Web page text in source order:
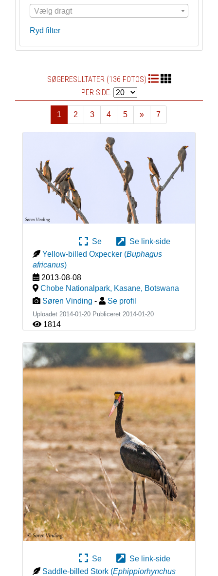
Vælg dragt
Ryd filter
SØGERESULTATER (136 FOTOS)
PER SIDE:
1 2 3 4 5
»
Næste
7
Se
Se link-side
Yellow-billed Oxpecker (Buphagus
africanus)
2013-08-08
Chobe Nationalpark, Kasane, Botswana
Søren Vinding - Se profil
Uploadet 2014-01-20 Publiceret 2014-01-20
1814
Se
Se link-side
Saddle-billed Stork (Ephippiorhynchus